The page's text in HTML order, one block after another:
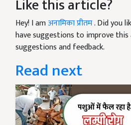
Like this article?
Hey! I amअनामिका प्रीतम. Did you
have suggestions to improve this
suggestions and feedback.
Read next